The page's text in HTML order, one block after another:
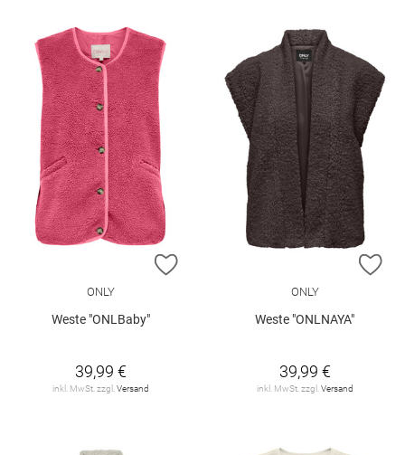
ZUR WUNSCHLISTE HINZUFÜGEN
ONLY
Weste "ONLBaby"
39,99 €
inkl. MwSt. zzgl. Versand
ONLY
Weste "ONLNAYA"
39,99 €
inkl. MwSt. zzgl. Versand